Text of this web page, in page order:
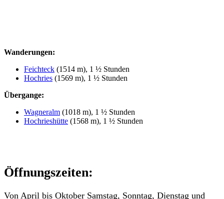
Wanderungen:
Feichteck (1514 m), 1 ½ Stunden
Hochries (1569 m), 1 ½ Stunden
Übergange:
Wagneralm (1018 m), 1 ½ Stunden
Hochrieshütte (1568 m), 1 ½ Stunden
Öffnungszeiten:
Von April bis Oktober Samstag, Sonntag, Dienstag und